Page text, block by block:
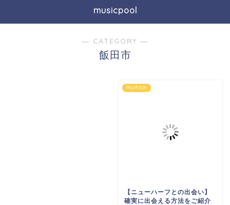
musicpool
― CATEGORY ―
飯田市
岡山市北区
【ニューハーフとの出会い】
確実に出会える方法をご紹介